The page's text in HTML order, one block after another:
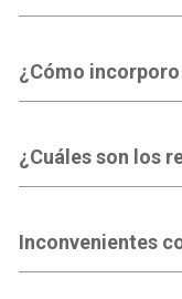
¿Cómo
¿Cuáles son los
Inconvenientes